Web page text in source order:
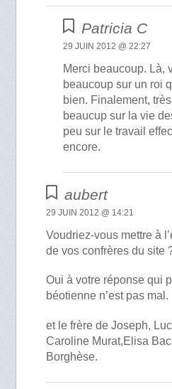
Patricia C
29 JUIN 2012 @ 22:27
Merci beaucoup. Là,
beaucoup sur un roi
bien. Finalement,
beaucup sur la vie
peu sur le travail
encore.
aubert
29 JUIN 2012 @ 14:21
Voudriez-vous mettre à
de vos confrères du site
Oui à votre réponse qui
béotienne n’est pas mal.
et le frère de Joseph,
Caroline Murat,Elisa
Borghèse.